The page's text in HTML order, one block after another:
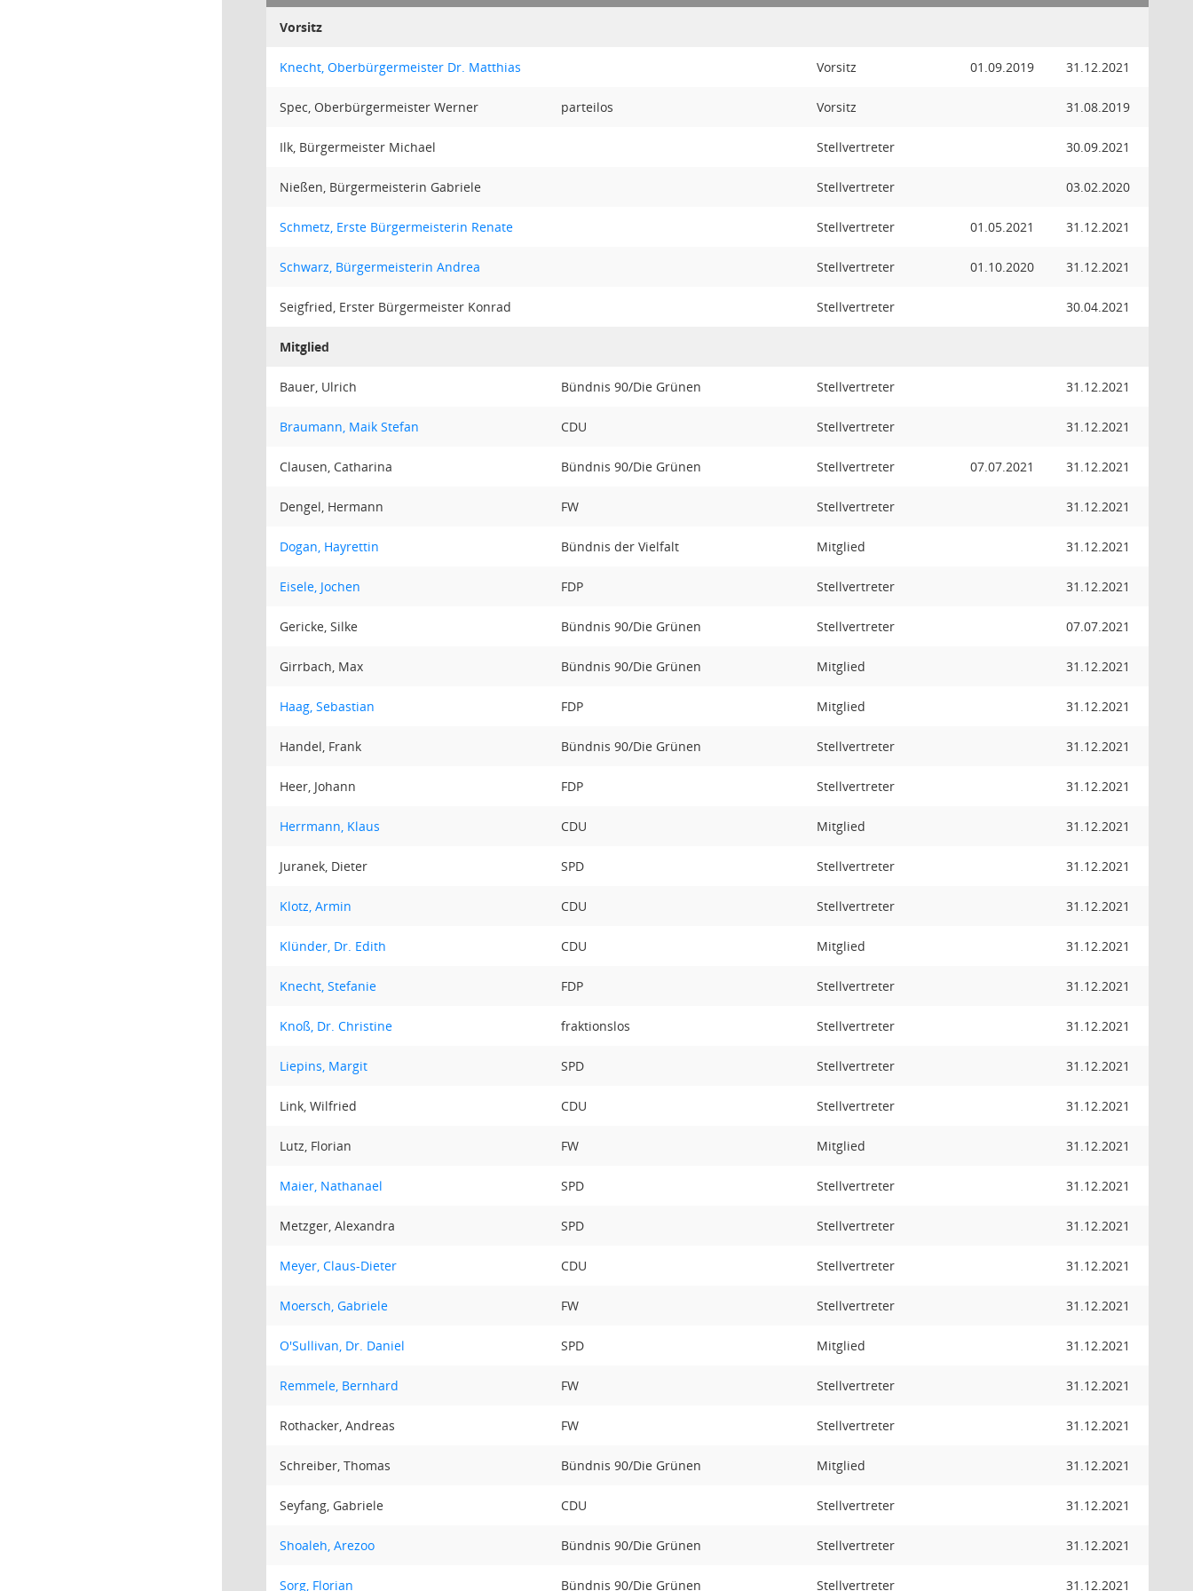
Vorsitz
Knecht, Oberbürgermeister Dr. Matthias Vorsitz 01.09.2019 31.12.2021
Spec, Oberbürgermeister Werner parteilos Vorsitz 31.08.2019
Ilk, Bürgermeister Michael Stellvertreter 30.09.2021
Nießen, Bürgermeisterin Gabriele Stellvertreter 03.02.2020
Schmetz, Erste Bürgermeisterin Renate Stellvertreter 01.05.2021 31.12.2021
Schwarz, Bürgermeisterin Andrea Stellvertreter 01.10.2020 31.12.2021
Seigfried, Erster Bürgermeister Konrad Stellvertreter 30.04.2021
Mitglied
Bauer, Ulrich Bündnis 90/Die Grünen Stellvertreter 31.12.2021
Braumann, Maik Stefan CDU Stellvertreter 31.12.2021
Clausen, Catharina Bündnis 90/Die Grünen Stellvertreter 07.07.2021 31.12.2021
Dengel, Hermann FW Stellvertreter 31.12.2021
Dogan, Hayrettin Bündnis der Vielfalt Mitglied 31.12.2021
Eisele, Jochen FDP Stellvertreter 31.12.2021
Gericke, Silke Bündnis 90/Die Grünen Stellvertreter 07.07.2021
Girrbach, Max Bündnis 90/Die Grünen Mitglied 31.12.2021
Haag, Sebastian FDP Mitglied 31.12.2021
Handel, Frank Bündnis 90/Die Grünen Stellvertreter 31.12.2021
Heer, Johann FDP Stellvertreter 31.12.2021
Herrmann, Klaus CDU Mitglied 31.12.2021
Juranek, Dieter SPD Stellvertreter 31.12.2021
Klotz, Armin CDU Stellvertreter 31.12.2021
Klünder, Dr. Edith CDU Mitglied 31.12.2021
Knecht, Stefanie FDP Stellvertreter 31.12.2021
Knoß, Dr. Christine fraktionslos Stellvertreter 31.12.2021
Liepins, Margit SPD Stellvertreter 31.12.2021
Link, Wilfried CDU Stellvertreter 31.12.2021
Lutz, Florian FW Mitglied 31.12.2021
Maier, Nathanael SPD Stellvertreter 31.12.2021
Metzger, Alexandra SPD Stellvertreter 31.12.2021
Meyer, Claus-Dieter CDU Stellvertreter 31.12.2021
Moersch, Gabriele FW Stellvertreter 31.12.2021
O'Sullivan, Dr. Daniel SPD Mitglied 31.12.2021
Remmele, Bernhard FW Stellvertreter 31.12.2021
Rothacker, Andreas FW Stellvertreter 31.12.2021
Schreiber, Thomas Bündnis 90/Die Grünen Mitglied 31.12.2021
Seyfang, Gabriele CDU Stellvertreter 31.12.2021
Shoaleh, Arezoo Bündnis 90/Die Grünen Stellvertreter 31.12.2021
Sorg, Florian Bündnis 90/Die Grünen Stellvertreter 31.12.2021